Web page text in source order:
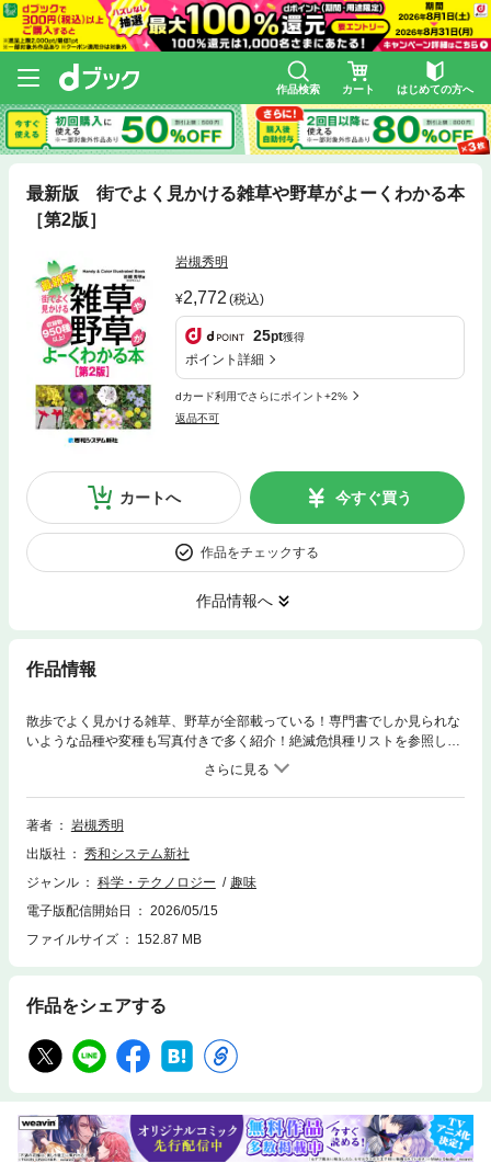
作品検索 カート はじめての方へ
最新版 街でよく見かける雑草や野草がよーくわかる本
［第2版］
岩槻秀明
2,772 (税込)
25pt獲得
ポイント詳細
dカード利用でさらにポイント+2%
返品不可
カートへ 今すぐ買う
作品をチェックする
作品情報へ
作品情報
散歩でよく見かける雑草、野草が全部載っている！専門書でしか見られな
いような品種や変種も写真付きで多く紹介！絶滅危惧種リストを参照して
著者
岩槻秀明
出版社
秀和システム新社
ジャンル
科学・テクノロジー
趣味
電子版配信開始日
2026/05/15
ファイルサイズ
152.87 MB
作品をシェアする